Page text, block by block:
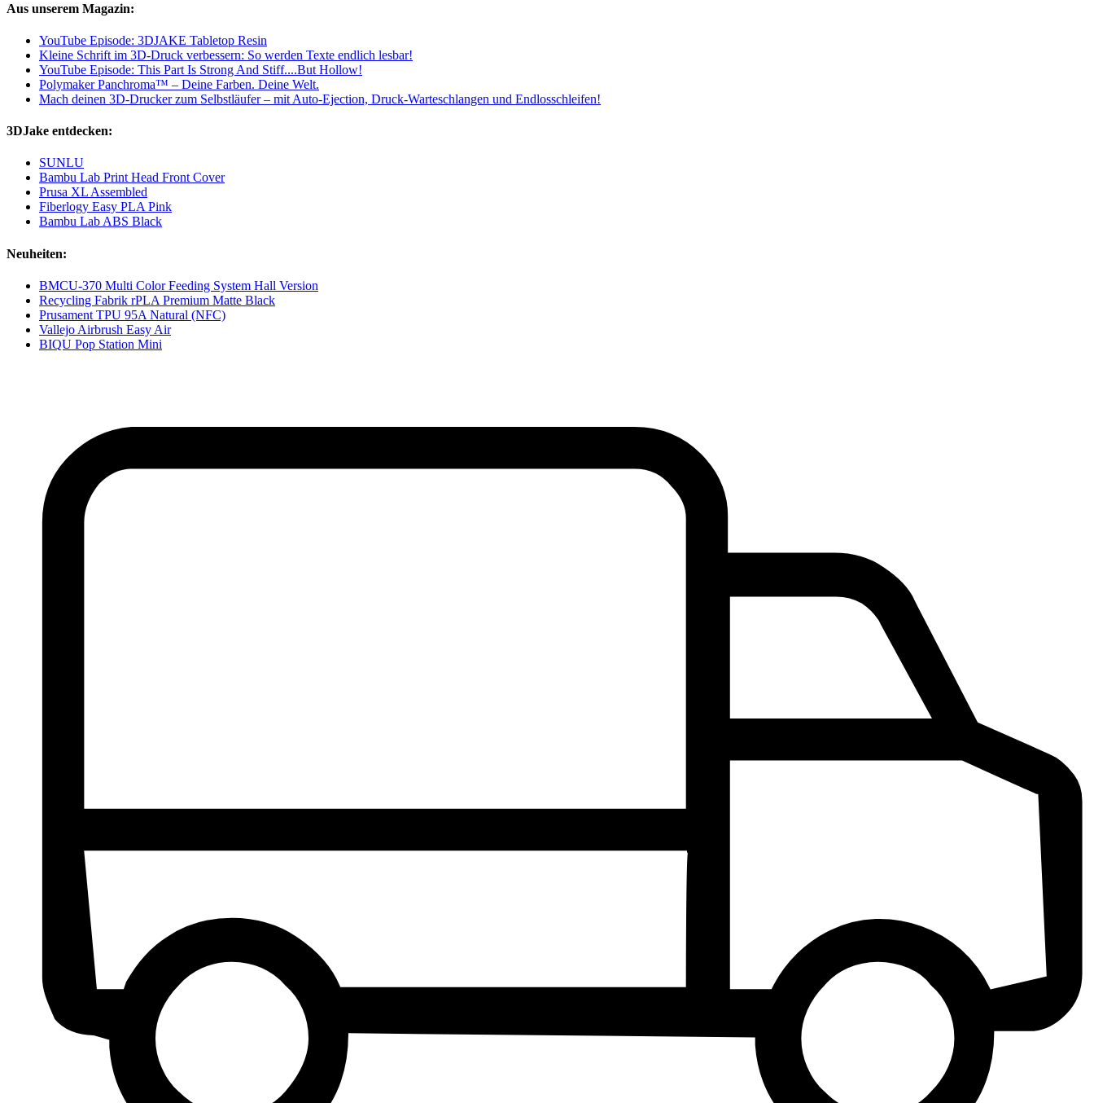
Aus unserem Magazin:
YouTube Episode: 3DJAKE Tabletop Resin
Kleine Schrift im 3D-Druck verbessern: So werden Texte endlich lesbar!
YouTube Episode: This Part Is Strong And Stiff....But Hollow!
Polymaker Panchroma™ – Deine Farben. Deine Welt.
Mach deinen 3D-Drucker zum Selbstläufer – mit Auto-Ejection, Druck-Warteschlangen und Endlosschleifen!
3DJake entdecken:
SUNLU
Bambu Lab Print Head Front Cover
Prusa XL Assembled
Fiberlogy Easy PLA Pink
Bambu Lab ABS Black
Neuheiten:
BMCU-370 Multi Color Feeding System Hall Version
Recycling Fabrik rPLA Premium Matte Black
Prusament TPU 95A Natural (NFC)
Vallejo Airbrush Easy Air
BIQU Pop Station Mini